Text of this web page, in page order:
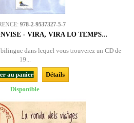
978-2-9537327-5-7
- VIRA, VIRA LO TEMPS...
dans lequel vous trouverez un CD de
19...
au panier
Détails
Disponible